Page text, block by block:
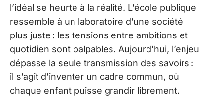
l’idéal se heurte à la réalité. L’école publique
ressemble à un laboratoire d’une société
plus juste : les tensions entre ambitions et
quotidien sont palpables. Aujourd’hui, l’enjeu
dépasse la seule transmission des savoirs :
il s’agit d’inventer un cadre commun, où
chaque enfant puisse grandir librement.